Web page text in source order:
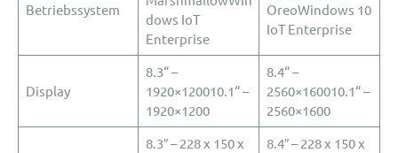
Betriebssystem
dows IoT
Enterprise
OreoWindows 10
IoT Enterprise
Display
8.3“ –
1920×120010.1“ –
1920×1200
8.4“ –
2560×160010.1“ –
2560×1600
8.3″ – 228 x 150 x
8.4″ – 228 x 150 x